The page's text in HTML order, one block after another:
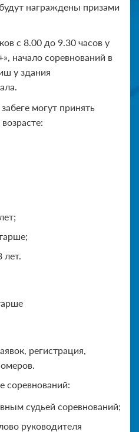
награждены призами
с 8.00 до 9.30 часов у
начало соревнований в
у здания
могут принять
лет.
регистрация,
соревнований:
судьей соревнований;
руководителя